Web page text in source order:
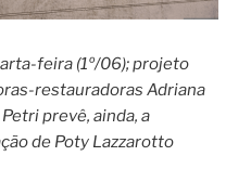
feira (1º/06); projeto
restauradoras Adriana
prevê, ainda, a
de Poty Lazzarotto